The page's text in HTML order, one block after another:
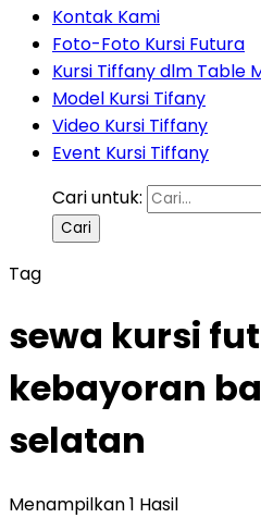
Kontak Kami
Foto-Foto Kursi Futura
Kursi Tiffany dlm Table
Model Kursi Tifany
Video Kursi Tiffany
Event Kursi Tiffany
Cari untuk:
Tag
sewa kursi
kebayoran
selatan
Menampilkan 1 Hasil